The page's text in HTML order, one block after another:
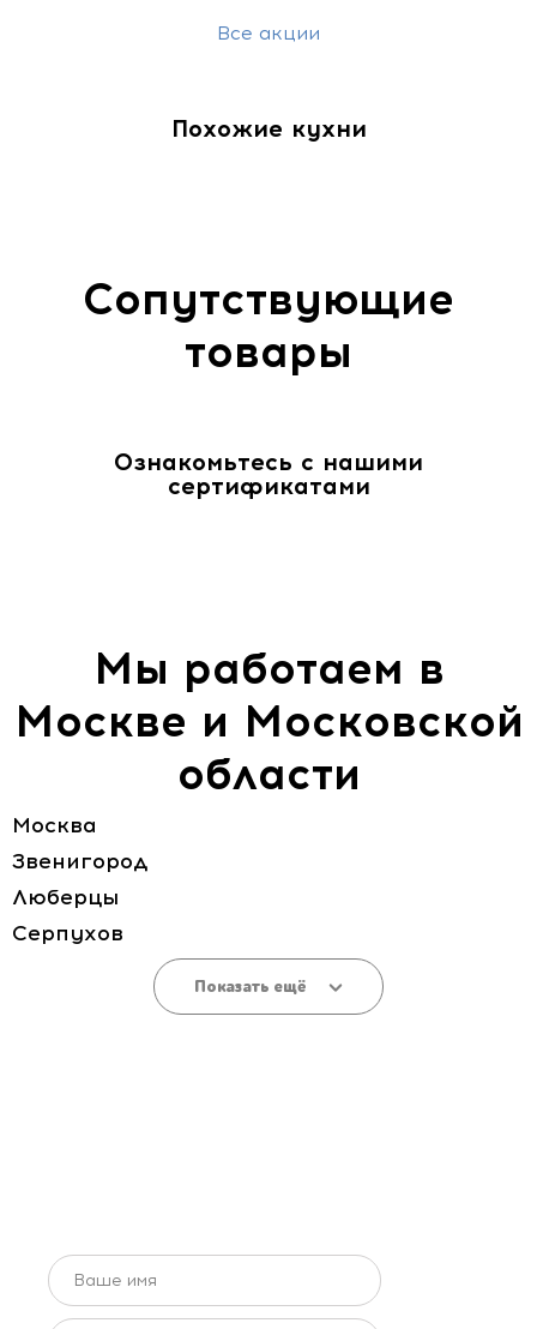
Все акции
Похожие кухни
Сопутствующие
товары
Ознакомьтесь с нашими
сертификатами
Мы работаем в
Москве и Московской
области
Москва
Звенигород
Люберцы
Серпухов
Показать ещё